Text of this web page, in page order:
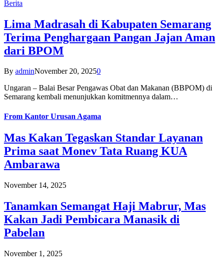
Berita
Lima Madrasah di Kabupaten Semarang
Terima Penghargaan Pangan Jajan Aman
dari BPOM
By adminNovember 20, 20250
Ungaran – Balai Besar Pengawas Obat dan Makanan (BBPOM) di
Semarang kembali menunjukkan komitmennya dalam…
From Kantor Urusan Agama
Mas Kakan Tegaskan Standar Layanan
Prima saat Monev Tata Ruang KUA
Ambarawa
November 14, 2025
Tanamkan Semangat Haji Mabrur, Mas
Kakan Jadi Pembicara Manasik di
Pabelan
November 1, 2025